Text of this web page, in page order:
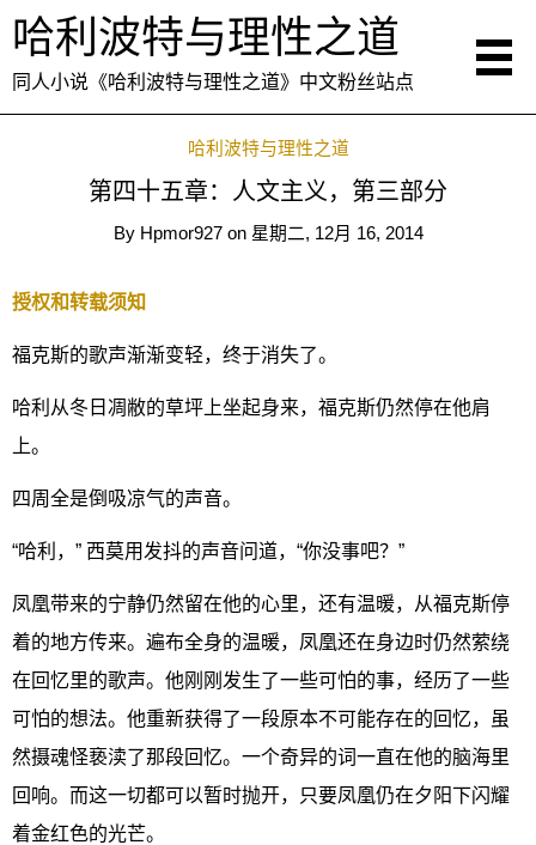
哈利波特与理性之道
同人小说《哈利波特与理性之道》中文粉丝站点
哈利波特与理性之道
第四十五章：人文主义，第三部分
By Hpmor927 on 星期二, 12月 16, 2014
授权和转载须知
福克斯的歌声渐渐变轻，终于消失了。
哈利从冬日凋敝的草坪上坐起身来，福克斯仍然停在他肩
上。
四周全是倒吸凉气的声音。
“哈利，” 西莫用发抖的声音问道，“你没事吧？”
凤凰带来的宁静仍然留在他的心里，还有温暖，从福克斯停
着的地方传来。遍布全身的温暖，凤凰还在身边时仍然萦绕
在回忆里的歌声。他刚刚发生了一些可怕的事，经历了一些
可怕的想法。他重新获得了一段原本不可能存在的回忆，虽
然摄魂怪亵渎了那段回忆。一个奇异的词一直在他的脑海里
回响。而这一切都可以暂时抛开，只要凤凰仍在夕阳下闪耀
着金红色的光芒。